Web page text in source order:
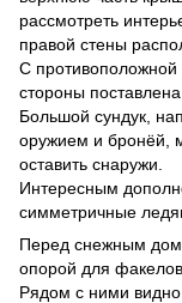
рассмотреть
правой стены
С противоположной
стороны
Большой сундук,
оружием и бронёй,
оставить снаружи.
Интересным
симметричные
Перед снежным
опорой для факелов.
Рядом с ними видно